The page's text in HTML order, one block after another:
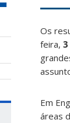
Os
feira,
Em
áreas